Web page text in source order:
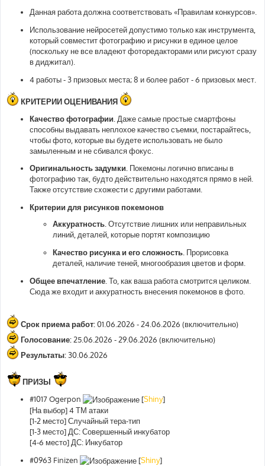
Данная работа должна соответствовать «Правилам конкурсов».
Использование нейросетей допустимо только как инструмента,
который совместит фотографию и рисунки в единое целое
(поскольку не все владеют фоторедакторами или рисуют сразу
в диджитал).
4 работы - 3 призовых места; 8 и более работ - 6 призовых мест.
КРИТЕРИИ ОЦЕНИВАНИЯ
Качество фотографии. Даже самые простые смартфоны
способны выдавать неплохое качество съемки, постарайтесь,
чтобы фото, которые вы будете использовать не было
замыленным и не сбивался фокус.
Оригинальность задумки. Покемоны логично вписаны в
фотографию так, будто действительно находятся прямо в ней.
Также отсутствие схожести с другими работами.
Критерии для рисунков покемонов
Аккуратность.Отсутствие лишних или неправильных
линий, деталей, которые портят композицию
Качество рисунка и его сложность. Прорисовка
деталей, наличие теней, многообразия цветов и форм.
Общее впечатление. То, как ваша работа смотрится целиком.
Сюда же входит и аккуратность внесения покемонов в фото.
Срок приема работ:01.06.2026 - 24.06.2026 (включительно)
Голосование:25.06.2026 - 29.06.2026 (включительно)
Результаты: 30.06.2026
ПРИЗЫ
#1017 Ogerpon
[Shiny]
[На выбор] 4 ТМ атаки
[1-2 место] Случайный тера-тип
[1-3 место] ДС: Совершенный инкубатор
[4-6 место] ДС: Инкубатор
#0963 Finizen
[Shiny]